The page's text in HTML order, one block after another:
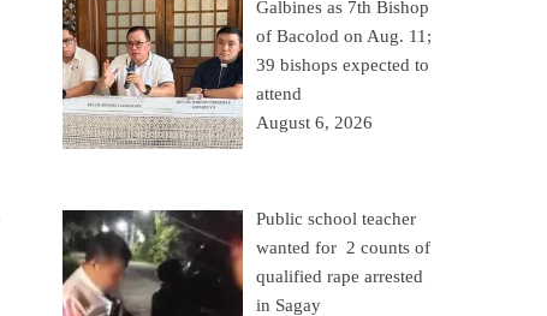
Galbines as 7th Bishop
of Bacolod on Aug. 11;
39 bishops expected to
attend
August 6, 2026
Public school teacher
wanted for 2 counts of
qualified rape arrested
in Sagay